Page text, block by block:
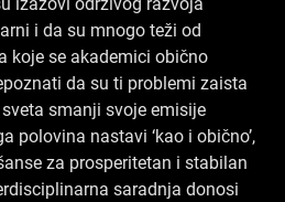
i da su mnogo teži od
koje se akademici obično
da su ti problemi zaista
smanji svoje emisije
polovina nastavi ‘kao i obično’,
za prosperitetan i stabilan
saradnja donosi